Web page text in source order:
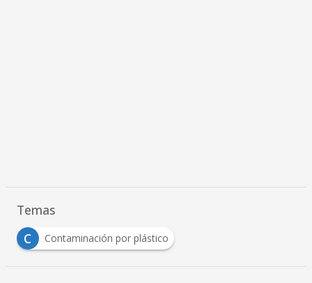
Temas
C
Contaminación por plástico